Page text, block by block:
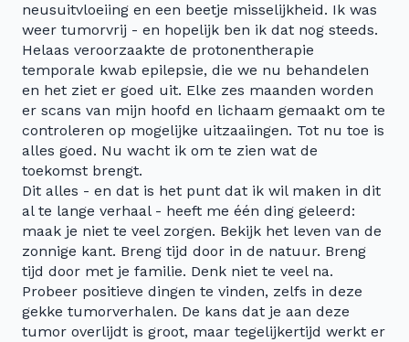
neusuitvloeiing en een beetje misselijkheid. Ik was
weer tumorvrij - en hopelijk ben ik dat nog steeds.
Helaas veroorzaakte de protonentherapie
temporale kwab epilepsie, die we nu behandelen
en het ziet er goed uit. Elke zes maanden worden
er scans van mijn hoofd en lichaam gemaakt om te
controleren op mogelijke uitzaaiingen. Tot nu toe is
alles goed. Nu wacht ik om te zien wat de
toekomst brengt.
Dit alles - en dat is het punt dat ik wil maken in dit
al te lange verhaal - heeft me één ding geleerd:
maak je niet te veel zorgen. Bekijk het leven van de
zonnige kant. Breng tijd door in de natuur. Breng
tijd door met je familie. Denk niet te veel na.
Probeer positieve dingen te vinden, zelfs in deze
gekke tumorverhalen. De kans dat je aan deze
tumor overlijdt is groot, maar tegelijkertijd werkt er